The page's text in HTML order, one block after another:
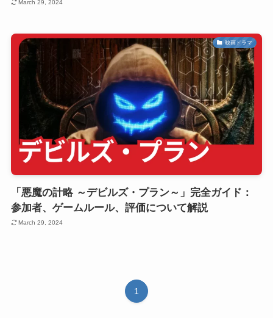
March 29, 2024
映画ドラマ
「悪魔の計略 ～デビルズ・プラン～」完全ガイド：
参加者、ゲームルール、評価について解説
March 29, 2024
1